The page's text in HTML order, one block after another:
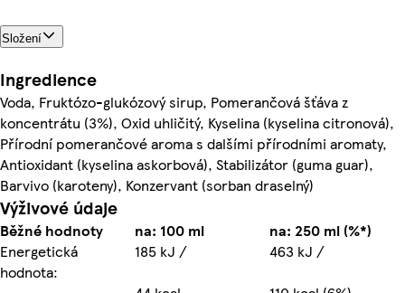
Složení
Ingredience
Voda, Fruktózo-glukózový sirup, Pomerančová šťáva z
koncentrátu (3%), Oxid uhličitý, Kyselina (kyselina citronová),
Přírodní pomerančové aroma s dalšími přírodními aromaty,
Antioxidant (kyselina askorbová), Stabilizátor (guma guar),
Barvivo (karoteny), Konzervant (sorban draselný)
Výživové údaje
Běžné hodnoty na: 100 ml
na: 250 ml (%*)
Energetická
hodnota:
185 kJ /
463 kJ /